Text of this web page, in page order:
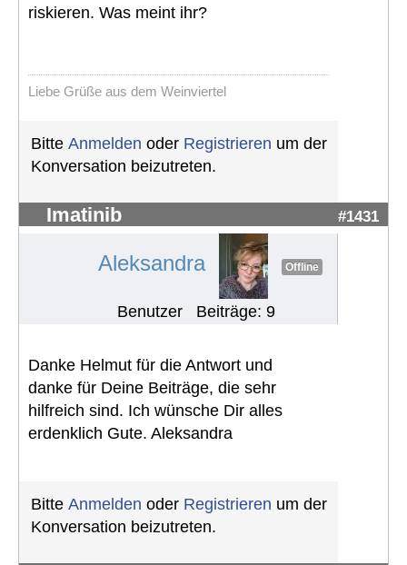
riskieren. Was meint ihr?
Liebe Grüße aus dem Weinviertel
Bitte Anmelden oder Registrieren um der
Konversation beizutreten.
Imatinib #1431
Aleksandra Offline
Benutzer Beiträge: 9
Danke Helmut für die Antwort und
danke für Deine Beiträge, die sehr
hilfreich sind. Ich wünsche Dir alles
erdenklich Gute. Aleksandra
Bitte Anmelden oder Registrieren um der
Konversation beizutreten.